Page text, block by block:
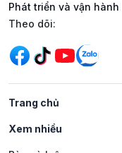
Phát triển và vận
Mạng xã hội
Theo dõi:
Trang chủ
Xem nhiều